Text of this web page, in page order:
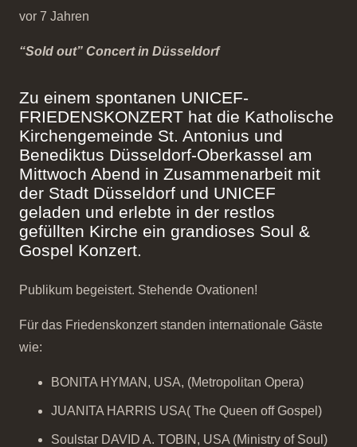
vor 7 Jahren
“Sold out” Concert in Düsseldorf
Zu einem spontanen UNICEF-
FRIEDENSKONZERT hat die Katholische
Kirchengemeinde St. Antonius und
Benediktus Düsseldorf-Oberkassel am
Mittwoch Abend in Zusammenarbeit mit
der Stadt Düsseldorf und UNICEF
geladen und erlebte in der restlos
gefüllten Kirche ein grandioses Soul &
Gospel Konzert.
Publikum begeistert. Stehende Ovationen!
Für das Friedenskonzert standen internationale Gäste
wie:
BONITA HYMAN, USA, (Metropolitan Opera)
JUANITA HARRIS USA( The Queen off Gospel)
Soulstar DAVID A. TOBIN, USA (Ministry of Soul)